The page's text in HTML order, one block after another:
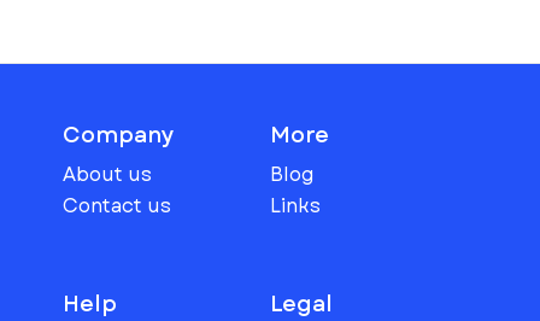
Company
About us
Contact us
More
Blog
Links
Help Legal